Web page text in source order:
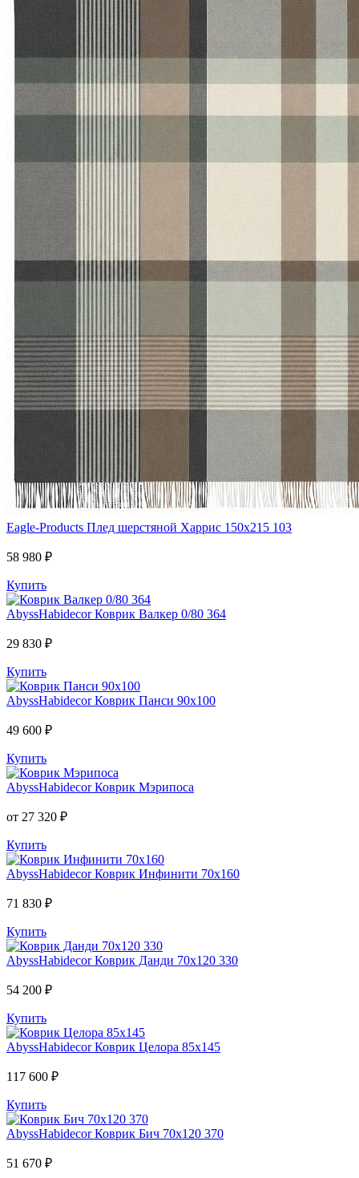
Eagle-Products Плед шерстяной Харрис 150х215 103
58 980 ₽
Купить
AbyssHabidecor Коврик Валкер 0/80 364
29 830 ₽
Купить
AbyssHabidecor Коврик Панси 90х100
49 600 ₽
Купить
AbyssHabidecor Коврик Мэрипоса
от 27 320 ₽
Купить
AbyssHabidecor Коврик Инфинити 70х160
71 830 ₽
Купить
AbyssHabidecor Коврик Данди 70х120 330
54 200 ₽
Купить
AbyssHabidecor Коврик Целора 85х145
117 600 ₽
Купить
AbyssHabidecor Коврик Бич 70х120 370
51 670 ₽